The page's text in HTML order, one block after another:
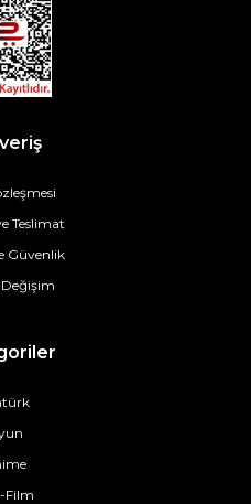
Teslimat
Güvenlik
Değişim
Film